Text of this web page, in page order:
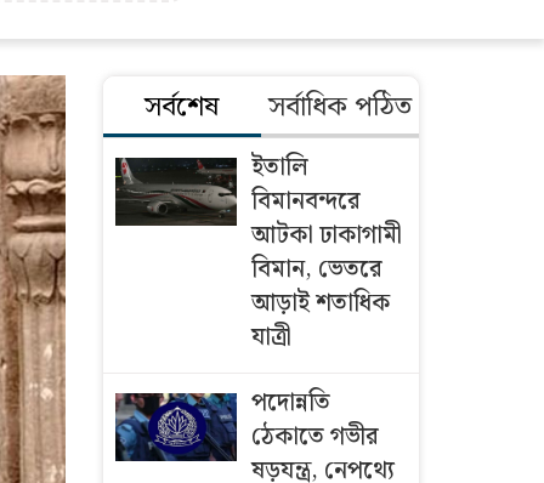
সর্বশেষ সর্বাধিক পঠিত
ইতালি
বিমানবন্দরে
আটকা ঢাকাগামী
বিমান, ভেতরে
আড়াই শতাধিক
যাত্রী
পদোন্নতি
ঠেকাতে গভীর
ষড়যন্ত্র, নেপথ্যে